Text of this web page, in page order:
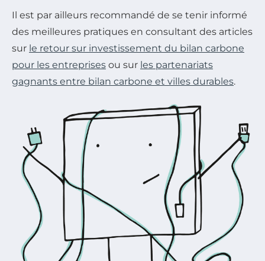
Il est par ailleurs recommandé de se tenir informé
des meilleures pratiques en consultant des articles
sur le retour sur investissement du bilan carbone
pour les entreprises ou sur les partenariats
gagnants entre bilan carbone et villes durables.